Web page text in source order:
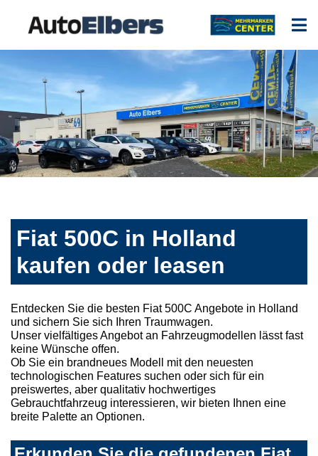
Fiat 500C in Holland
kaufen oder leasen
Entdecken Sie die besten Fiat 500C Angebote in Holland
und sichern Sie sich Ihren Traumwagen.
Unser vielfältiges Angebot an Fahrzeugmodellen lässt fast
keine Wünsche offen.
Ob Sie ein brandneues Modell mit den neuesten
technologischen Features suchen oder sich für ein
preiswertes, aber qualitativ hochwertiges
Gebrauchtfahrzeug interessieren, wir bieten Ihnen eine
breite Palette an Optionen.